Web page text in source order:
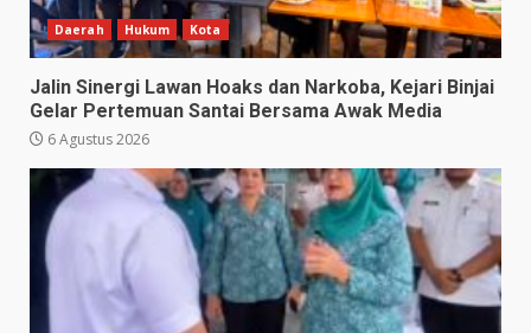
Daerah Hukum Kota
Jalin Sinergi Lawan Hoaks dan Narkoba, Kejari Binjai
Gelar Pertemuan Santai Bersama Awak Media
6 Agustus 2026